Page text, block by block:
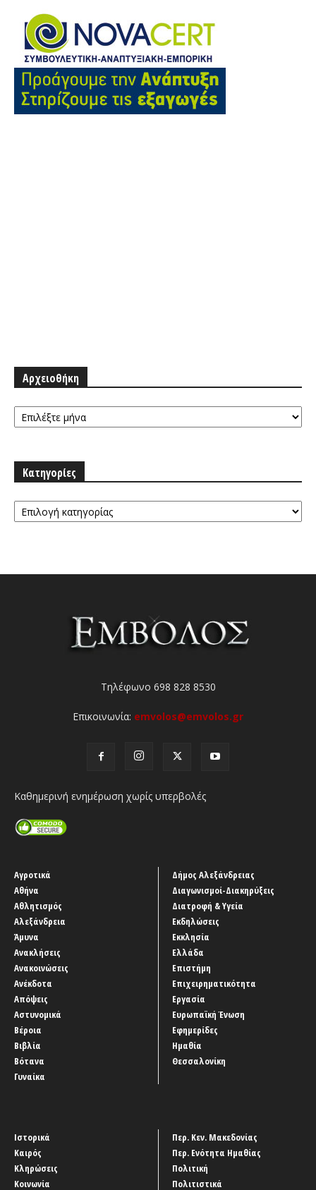
Αρχειοθήκη
Αρχειοθήκη
Κατηγορίες
Κατηγορίες
Τηλέφωνο 698 828 8530
Επικοινωνία: emvolos@emvolos.gr
Καθημερινή ενημέρωση χωρίς υπερβολές
Αγροτικά
Αθήνα
Αθλητισμός
Αλεξάνδρεια
Άμυνα
Ανακλήσεις
Ανακοινώσεις
Ανέκδοτα
Απόψεις
Αστυνομικά
Βέροια
Βιβλία
Βότανα
Γυναίκα
Δήμος Αλεξάνδρειας
Διαγωνισμοί-Διακηρύξεις
Διατροφή & Υγεία
Εκδηλώσεις
Εκκλησία
Ελλάδα
Επιστήμη
Επιχειρηματικότητα
Εργασία
Ευρωπαϊκή Ένωση
Εφημερίδες
Ημαθία
Θεσσαλονίκη
Ιστορικά
Καιρός
Κληρώσεις
Κοινωνία
Περ. Κεν. Μακεδονίας
Περ. Ενότητα Ημαθίας
Πολιτική
Πολιτιστικά